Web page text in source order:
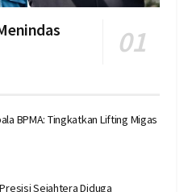
BPMA: Tingkatkan Lifting Migas
Sejahtera Diduga